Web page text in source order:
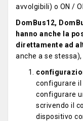
avvolgibili) o ON /
DomBus12,
hanno anche la
direttamente ad
anche a se
configurare il
configurare
scrivendo il
dispositivo